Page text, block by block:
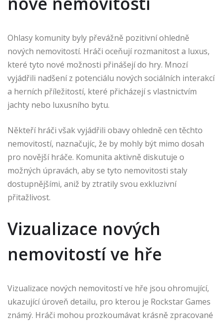
Ohlasy komunity byly převážně pozitivní ohledně
nových nemovitostí. Hráči oceňují rozmanitost a luxus,
které tyto nové možnosti přinášejí do hry. Mnozí
vyjádřili nadšení z potenciálu nových sociálních interakcí
a herních příležitostí, které přicházejí s vlastnictvím
jachty nebo luxusního bytu.
Někteří hráči však vyjádřili obavy ohledně cen těchto
nemovitostí, naznačujíc, že by mohly být mimo dosah
pro novější hráče. Komunita aktivně diskutuje o
možných úpravách, aby se tyto nemovitosti staly
dostupnějšími, aniž by ztratily svou exkluzivní
přitažlivost.
Vizualizace nových
nemovitostí ve hře
Vizualizace nových nemovitostí ve hře jsou ohromující,
ukazující úroveň detailu, pro kterou je Rockstar Games
známý. Hráči mohou prozkoumávat krásně zpracované